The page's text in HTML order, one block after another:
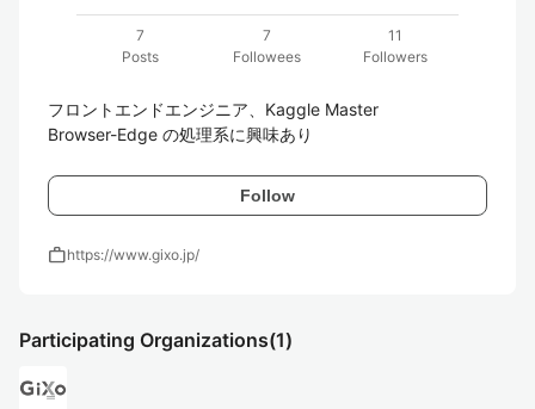
7
Posts
7
Followees
11
Followers
フロントエンドエンジニア、Kaggle Master
Browser-Edge の処理系に興味あり
Follow
workhttps://www.gixo.jp/
Participating Organizations(1)